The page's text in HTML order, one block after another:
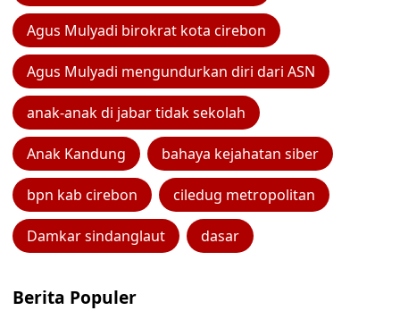
Agus Mulyadi birokrat kota cirebon
Agus Mulyadi mengundurkan diri dari ASN
anak-anak di jabar tidak sekolah
Anak Kandung bahaya kejahatan siber
bpn kab cirebon ciledug metropolitan
Damkar sindanglaut dasar
Berita Populer